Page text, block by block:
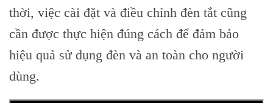
thời, việc cài đặt và điều chỉnh đèn tắt cũng
cần được thực hiện đúng cách để đảm bảo
hiệu quả sử dụng đèn và an toàn cho người
dùng.